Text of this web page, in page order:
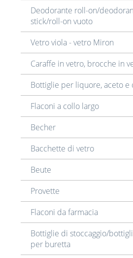
Deodorante roll-on/
stick/roll-on vuoto
Vetro viola - vetro Miron
Caraffe in vetro, brocche in
Bottiglie per liquore, aceto e
Flaconi a collo largo
Becher
Bacchette di vetro
Beute
Provette
Flaconi da farmacia
Bottiglie di stoccaggio/
per buretta